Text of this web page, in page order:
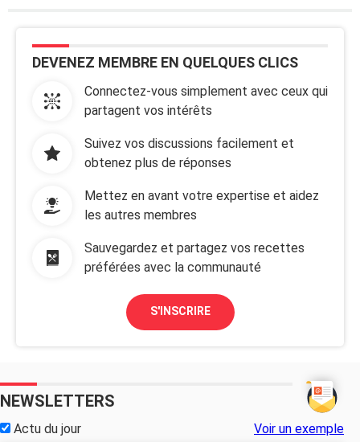
DEVENEZ MEMBRE EN QUELQUES CLICS
Connectez-vous simplement avec ceux qui
partagent vos intérêts
Suivez vos discussions facilement et
obtenez plus de réponses
Mettez en avant votre expertise et aidez
les autres membres
Sauvegardez et partagez vos recettes
préférées avec la communauté
S'INSCRIRE
NEWSLETTERS
Actu du jour Voir un exemple